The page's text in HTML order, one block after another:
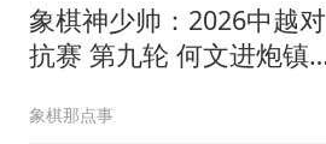
象棋神少帅：2026中越对
抗赛 第九轮 何文进炮镇
象棋那点事